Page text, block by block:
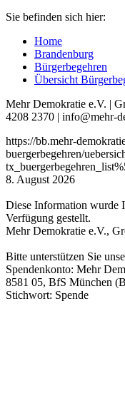
Sie befinden sich hier:
Home
Brandenburg
Bürgerbegehren
Übersicht
Mehr Demokratie e.V. |
4208 2370 | info@mehr-
https://bb.mehr-
buergerbegehren/
8. August 2026
Diese Information wurde
Verfügung gestellt.
Mehr Demokratie e.V.,
Bitte unterstützen Sie
Spendenkonto: Mehr
8581 05, BfS München
Stichwort: Spende